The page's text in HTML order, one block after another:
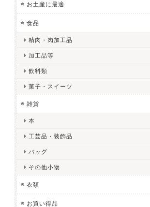
お土産に最適
食品
精肉・肉加工品
加工品等
飲料類
菓子・スイーツ
雑貨
本
工芸品・装飾品
バッグ
その他小物
衣類
お買い得品